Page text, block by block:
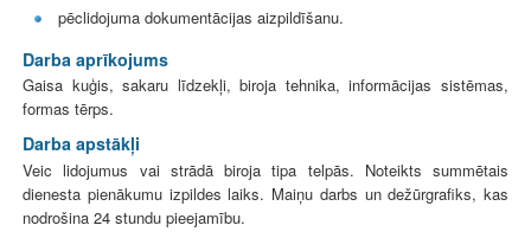
pēclidojuma dokumentācijas aizpildīšanu.
Darba aprīkojums
Gaisa kuģis, sakaru līdzekļi, biroja tehnika, informācijas sistēmas,
formas tērps.
Darba apstākļi
Veic lidojumus vai strādā biroja tipa telpās. Noteikts summētais
dienesta pienākumu izpildes laiks. Maiņu darbs un dežūrgrafiks, kas
nodrošina 24 stundu pieejamību.